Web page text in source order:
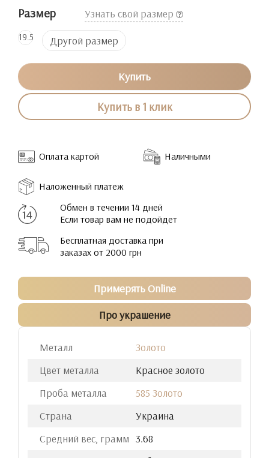
Размер Узнать свой размер
19.5 Другой размер
Купить
Купить в 1 клик
Оплата картой Наличными
Наложенный платеж
Обмен в течении 14 дней
Если товар вам не подойдет
Бесплатная доставка при
заказах от 2000 грн
Примерять Online
Про украшение
Металл
Золото
Цвет металла
Красное золото
Проба металла
585 Золото
Страна
Украина
Средний вес, грамм 3.68